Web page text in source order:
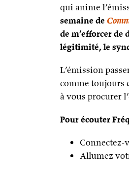
qui anime
semaine de
de m’efforcer de
légitimité, le
L’émission
comme toujours
à vous procurer
Pour écouter
Connectez-
Allumez